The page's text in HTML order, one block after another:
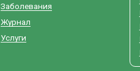
Заболевания
Журнал
Услуги